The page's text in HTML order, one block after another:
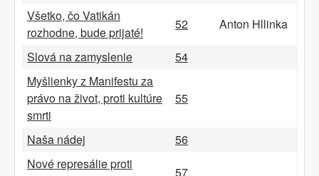
Všetko, čo Vatikán
rozhodne, bude prijaté!
52
Anton Hllinka
Slová na zamyslenie
54
Myšlienky z Manifestu za
právo na život, proti kultúre
smrti
55
Naša nádej
56
Nové represálie proti
57